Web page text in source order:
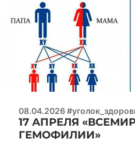
08.04.2026
17 АПРЕЛЯ
ГЕМОФИЛИИ»